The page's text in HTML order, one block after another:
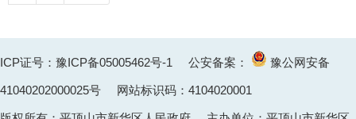
ICP证号：豫ICP备05005462号-1 公安备案： 豫公网安备
41040202000025号 网站标识码：4104020001